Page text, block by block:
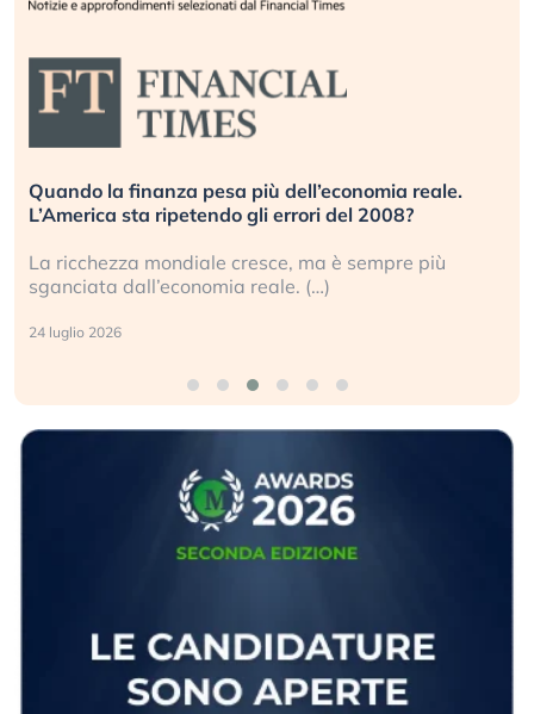
Quando la finanza pesa più dell’economia reale.
L’America sta ripetendo gli errori del 2008?
La ricchezza mondiale cresce, ma è sempre più
sganciata dall’economia reale. (…)
24 luglio 2026